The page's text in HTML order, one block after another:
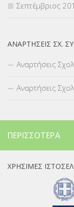
Σεπτέμβριος
ΑΝΑΡΤΉΣΕΙΣ ΣΧ.
Αναρτήσεις
Αναρτήσεις
ΠΕΡΙΣΣΌΤΕΡΑ
ΧΡΉΣΙΜΕΣ